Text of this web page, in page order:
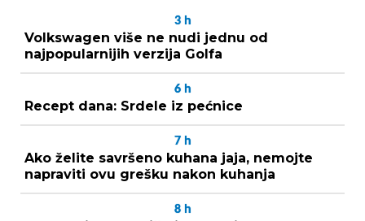
3 h
Volkswagen više ne nudi jednu od
najpopularnijih verzija Golfa
6 h
Recept dana: Srdele iz pećnice
7 h
Ako želite savršeno kuhana jaja, nemojte
napraviti ovu grešku nakon kuhanja
8 h